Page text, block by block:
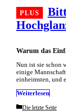
Warum das
Nun ist sie schon
einige
einheimsten, und
Weiterlesen
Categories
Die letzte Seite